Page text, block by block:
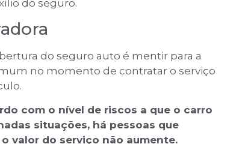
do seguro.
do seguro auto é mentir para a
no momento de contratar o serviço
com o nível de riscos a que o carro
situações, há pessoas que
valor do serviço não aumente.